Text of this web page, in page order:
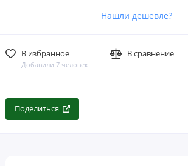
Нашли дешевле?
В избранное
Добавили 7 человек
В сравнение
Поделиться